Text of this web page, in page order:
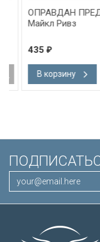
ОПРАВДАН ПРЕД
Майкл Ривз
435₽
В корзину